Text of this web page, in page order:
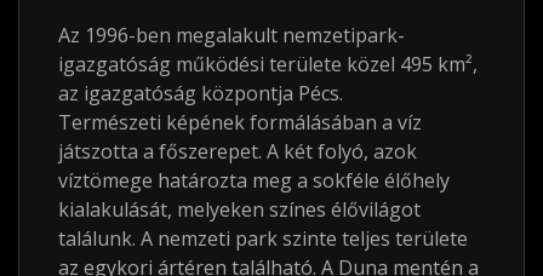
Az 1996-ben megalakult nemzetipark-
igazgatóság működési területe közel 495 km²,
az igazgatóság központja Pécs.
Természeti képének formálásában a víz
játszotta a főszerepet. A két folyó, azok
víztömege határozta meg a sokféle élőhely
kialakulását, melyeken színes élővilágot
találunk. A nemzeti park szinte teljes területe
az egykori ártéren található. A Duna mentén a